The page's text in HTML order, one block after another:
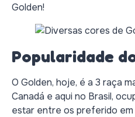
Golden!
Popularidade
O Golden, hoje, é a 3 raça
Canadá e aqui no Brasil,
estar entre os preferido